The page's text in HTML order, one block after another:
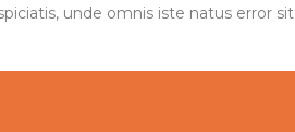
unde omnis iste natus error sit